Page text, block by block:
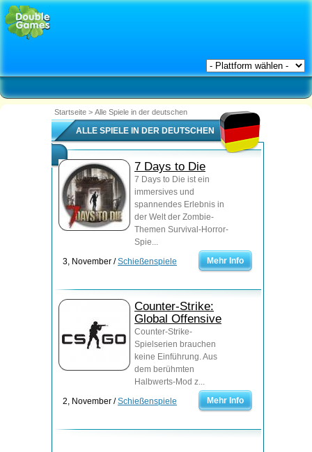
Startseite > Alle Spiele in der deutschen
ALLE SPIELE IN DER DEUTSCHEN
7 Days to Die
7 Days to Die ist ein
immersives und
spannendes Erlebnis in
der Welt der Zombie-
Themen Survival-Horror-
Spie...
3, November /Schießenspiele Mehr Info
Counter-Strike:
Global Offensive
Counter-Strike-
Spielserien brauchen
keine Einführung. Aus
dem berühmten
Halbwerts-Mod z...
2, November /Schießenspiele Mehr Info